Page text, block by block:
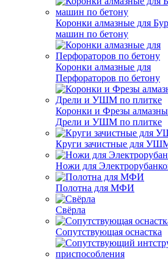
Коронки алмазные для
машин по бетону
Коронки алмазные для
Перфораторов по бетону
Коронки и Фрезы
Дрели и УШМ по плитке
Круги зачистные для
Ножи для
Полотна для МФИ
Свёрла
Сопутствующая оснастка